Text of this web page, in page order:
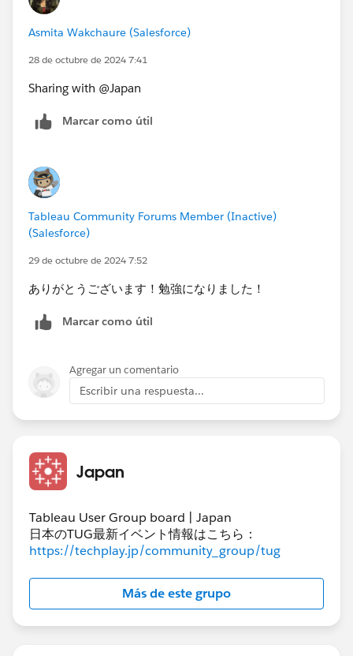
製する。
3) Index, X1, Y1 をそれぞれ配置し、それら全ての表計
算を不連続ビンに沿って計算するように設定する。
4) 行または列に配置した不連続ビンをビューから削除
ます。
5) マークのグラフタイプを線にし、マークの詳細にあ
る不連続ビンをパスに複製する。その他、必要に応じて
Asmita Wakchaure (Salesforce)
28 de octubre de 2024 7:41
Sharing with @Japan​
Marcar como útil
Tableau Community Forums Member (Inactive)
(Salesforce)
29 de octubre de 2024 7:52
ありがとうございます！勉強になりました！
Marcar como útil
Agregar un comentario
Escribir una respuesta...
Japan
Tableau User Group board | Japan
日本のTUG最新イベント情報はこちら：
https://techplay.jp/community_group/tug
Más de este grupo